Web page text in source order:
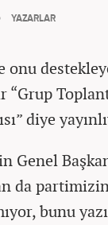
YAZARLAR
onu
“Grup
diye
Genel
da
bunu